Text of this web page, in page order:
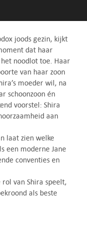
joods gezin, kijkt
dat haar
noodlot toe. Haar
van haar zoon
moeder wil, na
schoonzoon én
voorstel: Shira
aan
laat zien welke
een moderne Jane
conventies en
van Shira speelt,
als beste